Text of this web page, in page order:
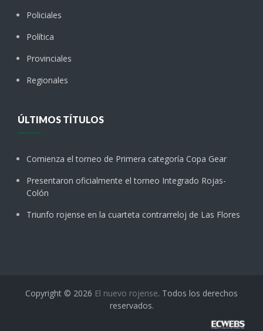
Policiales
Política
Provinciales
Regionales
ÚLTIMOS TÍTULOS
Comienza el torneo de Primera categoría Copa Gear
Presentaron oficialmente el torneo Integrado Rojas-
Colón
Triunfo rojense en la cuarteta contrarreloj de Las Flores
Copyright © 2026 El nuevo rojense. Todos los derechos
reservados.